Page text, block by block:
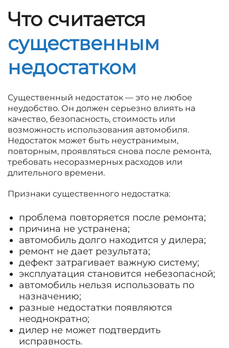
Что считается
существенным
недостатком
Существенный недостаток — это не любое
неудобство. Он должен серьезно влиять на
качество, безопасность, стоимость или
возможность использования автомобиля.
Недостаток может быть неустранимым,
повторным, проявляться снова после ремонта,
требовать несоразмерных расходов или
длительного времени.
Признаки существенного недостатка:
проблема повторяется после ремонта;
причина не устранена;
автомобиль долго находится у дилера;
ремонт не дает результата;
дефект затрагивает важную систему;
эксплуатация становится небезопасной;
автомобиль нельзя использовать по
назначению;
разные недостатки появляются
неоднократно;
дилер не может подтвердить
исправность.